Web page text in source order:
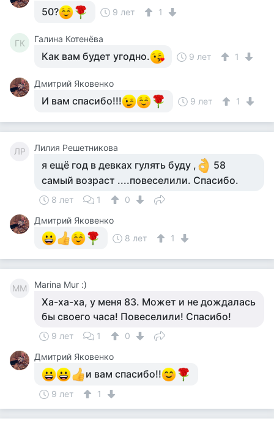
50? 9 лет 1
ГК Галина Котенёва
Как вам будет угодно. 9 лет 1
Дмитрий Яковенко
И вам спасибо!!! 9 лет 1
ЛР Лилия Решетникова
я ещё год в девках гулять буду ,
58
самый возраст ....повеселили. Спасибо.
8 лет 1
0
Дмитрий Яковенко
8 лет
1
MM Marina Mur :)
Ха-ха-ха, у меня 83. Может и не дождалась
бы своего часа! Повеселили! Спасибо!
9 лет 1
0
Дмитрий Яковенко
и вам спасибо!!
9 лет 1